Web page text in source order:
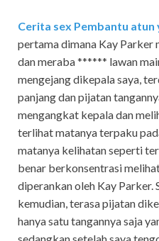
Cerita sex Pembantu atun
pertama dimana Kay Parker
dan meraba ****** lawan
mengejang dikepala saya,
panjang dan pijatan
mengangkat kepala dan
terlihat matanya terpaku
matanya kelihatan seperti
benar berkonsentrasi
diperankan oleh Kay Parker.
kemudian, terasa pijatan
hanya satu tangannya saja